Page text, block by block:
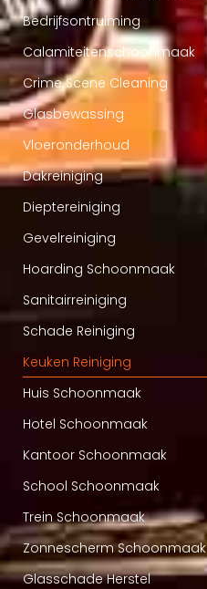
Bedrijfsontruiming
Calamiteitenschoonmaak
Crime Scene Cleaning
Glasbewassing
Vloeronderhoud
Dakreiniging
Dieptereiniging
Gevelreiniging
Hoarding Schoonmaak
Sanitairreiniging
Schade Reiniging
Keuken Reiniging
Huis Schoonmaak
Hotel Schoonmaak
Kantoor Schoonmaak
School Schoonmaak
Trein Schoonmaak
Zonnescherm Schoonmaak
Glasschade Herstel